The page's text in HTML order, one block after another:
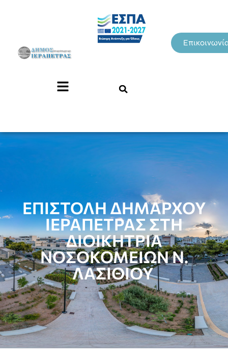
ΕΠΙΣΤΟΛΗ ΔΗΜΑΡΧΟΥ
ΙΕΡΑΠΕΤΡΑΣ ΣΤΗ
ΔΙΟΙΚΗΤΡΙΑ
ΝΟΣΟΚΟΜΕΙΩΝ Ν.
ΛΑΣΙΘΙΟΥ